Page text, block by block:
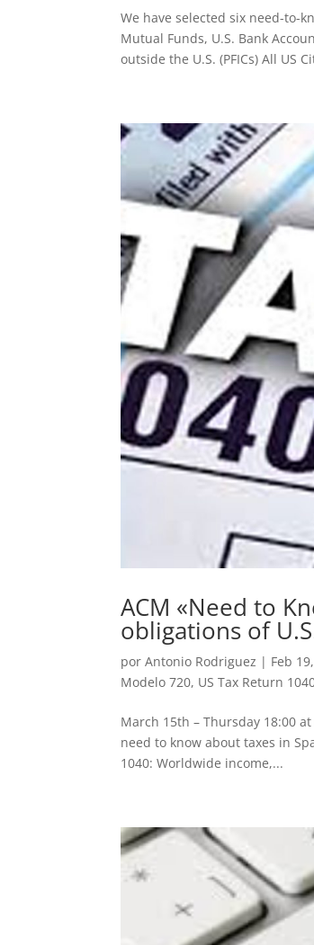
We have selected six need-to-
Mutual Funds, U.S. Bank
outside the U.S. (PFICs) All US
ACM «Need to
obligations of
porAntonio Rodriguez | Feb
Modelo 720, US Tax Return
March 15th – Thursday 18:00
need to know about taxes in
1040: Worldwide income,...